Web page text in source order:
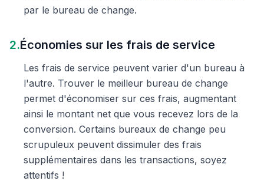
par le bureau de change.
2.Économies sur les frais de service
Les frais de service peuvent varier d'un bureau à
l'autre. Trouver le meilleur bureau de change
permet d'économiser sur ces frais, augmentant
ainsi le montant net que vous recevez lors de la
conversion. Certains bureaux de change peu
scrupuleux peuvent dissimuler des frais
supplémentaires dans les transactions, soyez
attentifs !